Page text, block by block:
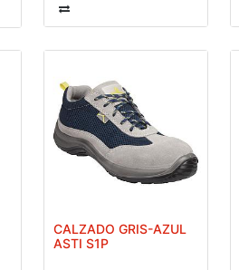
CALZADO GRIS-AZUL
ASTI S1P